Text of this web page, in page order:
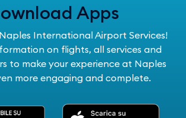
Apps
International Airport Services!
on flights, all services and
to make your experience at Naples
more engaging and complete.